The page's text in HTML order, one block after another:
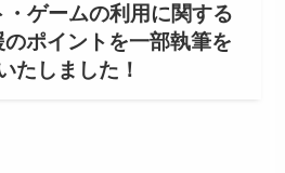
ゲームの利用に関する
ポイントを一部執筆を
たしました！